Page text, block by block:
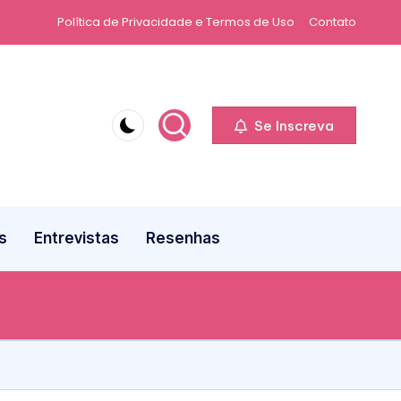
Política de Privacidade e Termos de Uso Contato
Se Inscreva
Entrevistas Resenhas